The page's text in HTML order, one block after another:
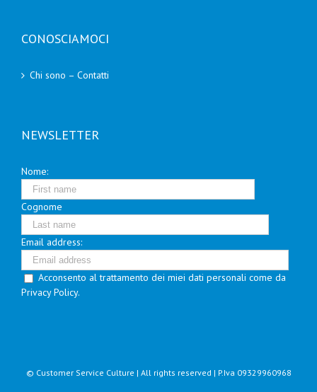
CONOSCIAMOCI
Chi sono – Contatti
NEWSLETTER
Nome:
Cognome
Email address:
Acconsento al trattamento dei miei dati personali come da
Privacy Policy.
© Customer Service Culture | All rights reserved | P.Iva 09329960968